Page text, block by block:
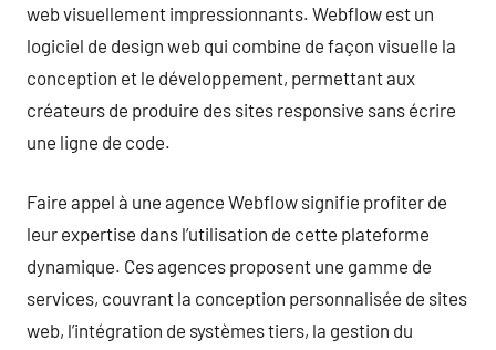
web visuellement impressionnants. Webflow est un
logiciel de design web qui combine de façon visuelle la
conception et le développement, permettant aux
créateurs de produire des sites responsive sans écrire
une ligne de code.
Faire appel à une agence Webflow signifie profiter de
leur expertise dans l’utilisation de cette plateforme
dynamique. Ces agences proposent une gamme de
services, couvrant la conception personnalisée de sites
web, l’intégration de systèmes tiers, la gestion du